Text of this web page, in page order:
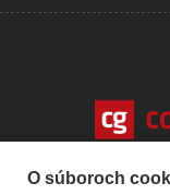
O súborochCopyright